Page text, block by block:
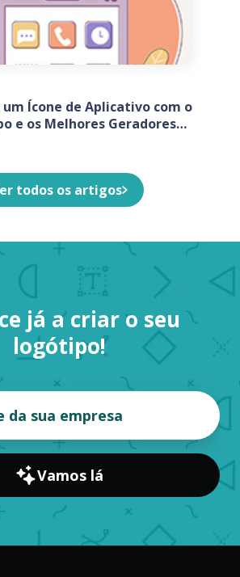
Ícone de Aplicativo com o
e os Melhores Geradores
todos os artigos
já a criar o seu
logótipo!
Vamos lá